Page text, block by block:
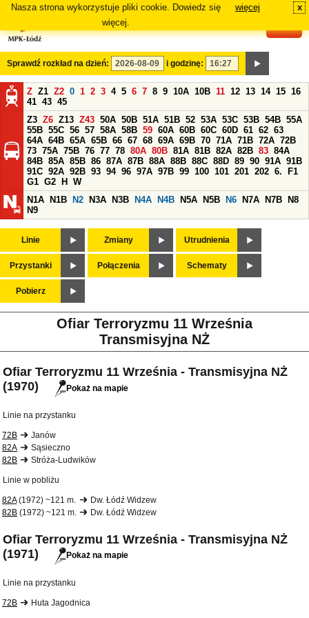
Nasza strona wykorzystuje pliki cookie. Dowiedz się
więcej.
więcej x
Sprawdź rozkład na dzień: i godzinę:
Z Z1 Z2 0 1 2 3 4 5 6 7 8 9 10A 10B 11 12 13 14 15 16
41 43 45
Z3 Z6 Z13 Z43 50A 50B 51A 51B 52 53A 53C 53B 54B 55A
55B 55C 56 57 58A 58B 59 60A 60B 60C 60D 61 62 63
64A 64B 65A 65B 66 67 68 69A 69B 70 71A 71B 72A 72B
73 75A 75B 76 77 78 80A 80B 81A 81B 82A 82B 83 84A
84B 85A 85B 86 87A 87B 88A 88B 88C 88D 89 90 91A 91B
91C 92A 92B 93 94 96 97A 97B 99 100 101 201 202 6.
F1
G1 G2 H
W
N1A
N1B N2 N3A N3B N4A N4B N5A N5B N6 N7A N7B
N8
N9
Linie Zmiany Utrudnienia
Przystanki Połączenia Schematy
Pobierz
Ofiar Terroryzmu 11 Września
Transmisyjna NŻ
Ofiar Terroryzmu 11 Września - Transmisyjna NŻ
(1970)
Pokaż na mapie
Linie na przystanku
72B
Janów
82A
Sąsieczno
82B
Stróża-Ludwików
Linie w pobliżu
82A(1972) ~121 m.
Dw. Łódź Widzew
82B (1972) ~121 m. Dw. Łódź Widzew
Ofiar Terroryzmu 11 Września - Transmisyjna NŻ
(1971)
Pokaż na mapie
Linie na przystanku
72B Huta Jagodnica